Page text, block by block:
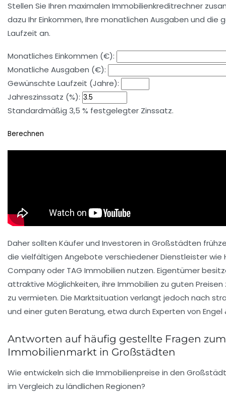
Stellen Sie Ihren maximalen Immobilienkreditrechner
dazu Ihr Einkommen, Ihre monatlichen Ausgaben und die
Laufzeit an.
Monatliches Einkommen (€):
Monatliche Ausgaben (€):
Gewünschte Laufzeit (Jahre):
Jahreszinssatz (%):
Standardmäßig 3,5 % festgelegter Zinssatz.
Berechnen
Daher sollten Käufer und Investoren in Großstädten
die vielfältigen Angebote verschiedener Dienstleister wie
Company oder TAG Immobilien nutzen. Eigentümer
attraktive Möglichkeiten, ihre Immobilien zu guten
zu vermieten. Die Marktsituation verlangt jedoch nach
und einer guten Beratung, etwa durch Experten von Engel
Antworten auf häufig gestellte Fragen zum
Immobilienmarkt in Großstädten
Wie entwickeln sich die Immobilienpreise in den
im Vergleich zu ländlichen Regionen?